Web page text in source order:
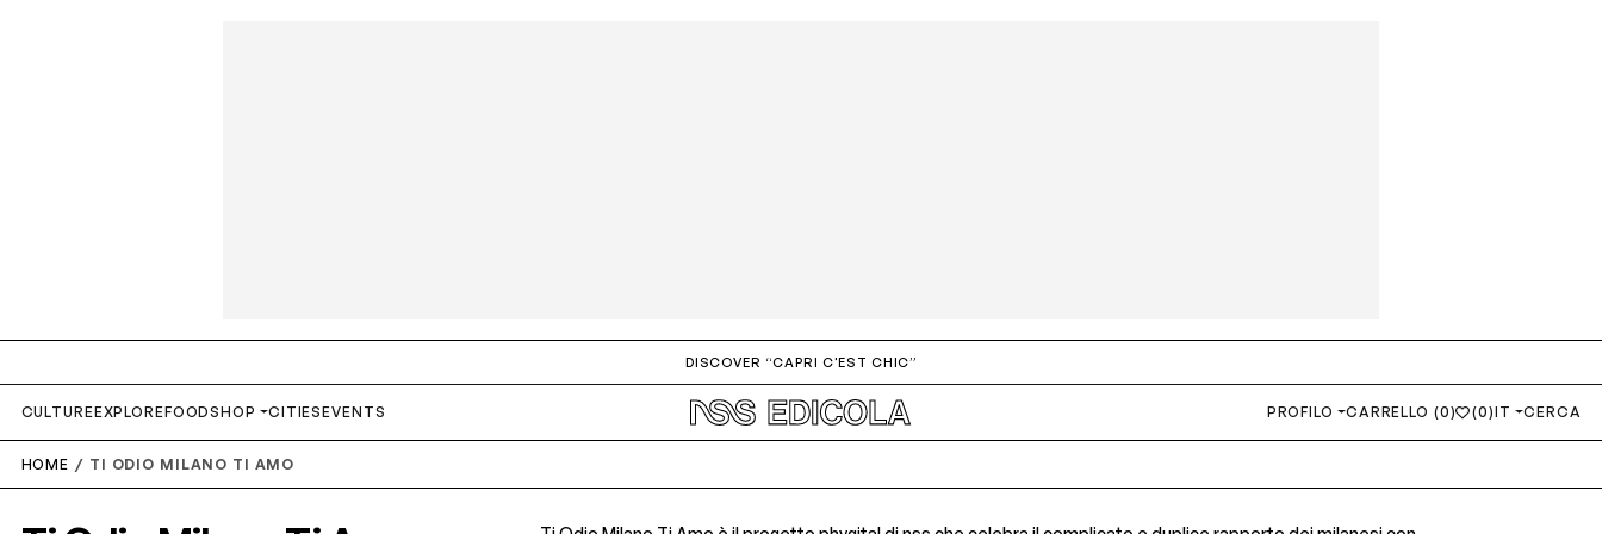
DISCOVER “CAPRI C'EST CHIC”
CULTUREEXPLOREFOODSHOP CITIESEVENTS PROFILO CARRELLO (0) (0)IT CERCA
HOME TI ODIO MILANO TI AMO